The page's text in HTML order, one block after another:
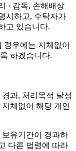
· 감독, 손해배상
시하고, 수탁자가
고 있습니다.
우에는 지체없이
하겠습니다.
과, 처리목적 달성
체없이 해당 개인
유기간이 경과하
다른 법령에 따라